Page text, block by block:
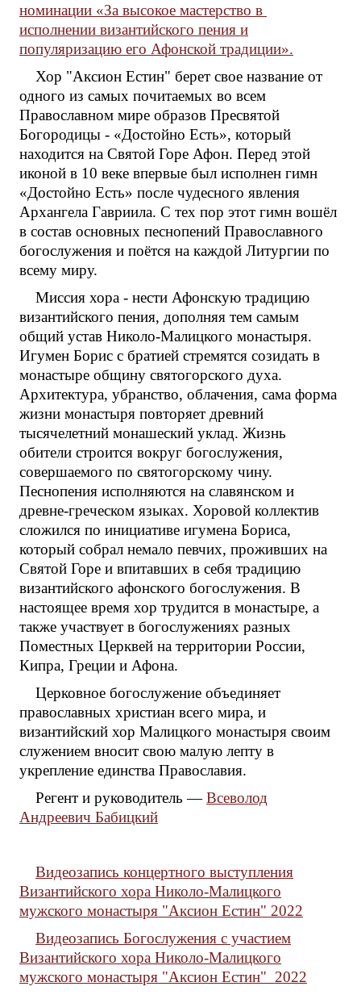
номинации «За высокое мастерство в
исполнении византийского пения и
популяризацию его Афонской традиции».
Хор "Аксион Естин" берет свое название от
одного из самых почитаемых во всем
Православном мире образов Пресвятой
Богородицы - «Достойно Есть», который
находится на Святой Горе Афон. Перед этой
иконой в 10 веке впервые был исполнен гимн
«Достойно Есть» после чудесного явления
Архангела Гавриила. С тех пор этот гимн вошёл
в состав основных песнопений Православного
богослужения и поётся на каждой Литургии по
всему миру.
Миссия хора - нести Афонскую традицию
византийского пения, дополняя тем самым
общий устав Николо-Малицкого монастыря.
Игумен Борис с братией стремятся созидать в
монастыре общину святогорского духа.
Архитектура, убранство, облачения, сама форма
жизни монастыря повторяет древний
тысячелетний монашеский уклад. Жизнь
обители строится вокруг богослужения,
совершаемого по святогорскому чину.
Песнопения исполняются на славянском и
древне-греческом языках. Хоровой коллектив
сложился по инициативе игумена Бориса,
который собрал немало певчих, проживших на
Святой Горе и впитавших в себя традицию
византийского афонского богослужения. В
настоящее время хор трудится в монастыре, а
также участвует в богослужениях разных
Поместных Церквей на территории России,
Кипра, Греции и Афона.
Церковное богослужение объединяет
православных христиан всего мира, и
византийский хор Малицкого монастыря своим
служением вносит свою малую лепту в
укрепление единства Православия.
Регент и руководитель —Всеволод
Андреевич Бабицкий
Видеозапись концертного выступления
Византийского хора Николо-Малицкого
мужского монастыря "Аксион Естин" 2022
Видеозапись Богослужения с участием
Византийского хора Николо-Малицкого
мужского монастыря "Аксион Естин" 2022